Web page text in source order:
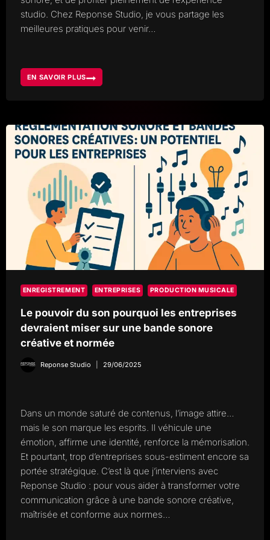
studio. Chez Reponse Studio, je vous partage les
meilleures pratiques pour venir…
EN SAVOIR PLUS
BIEN
PRÉPARER
BONNES
PRATIQUES
POUR
LES
ARTISTES
ENREGISTREMENT ENTREPRISES PRODUCTION MUSICALE
Le pouvoir du son pourquoi les entreprises
devraient miser sur une bande sonore
créative et normée
Reponse Studio 29/06/2025
Dans un monde saturé de contenus, l’image attire…
mais le son marque les esprits. Il véhicule une
émotion, affirme une identité, renforce la mémorisation.
Et pourtant, trop d’entreprises sous-estiment encore sa
portée stratégique. C’est là que j’interviens avec
Reponse Studio : pour vous aider à transformer votre
communication grâce à une bande sonore créative,
maîtrisée et conforme aux normes…